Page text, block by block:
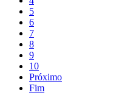
5
6
7
8
9
10
Próximo
Fim